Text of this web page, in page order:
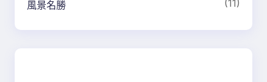
風景名勝 (11)